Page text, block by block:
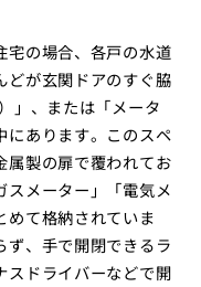
宅の場合、各戸の水道
どが玄関ドアのすぐ脇
」、または「メータ
にあります。このスペ
属製の扉で覆われてお
スメーター」「電気メ
めて格納されていま
ず、手で開閉できるラ
スドライバーなどで開